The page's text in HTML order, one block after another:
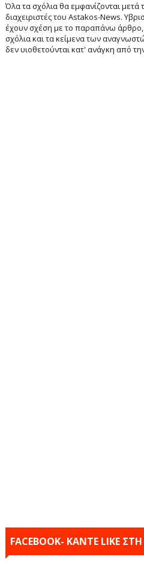
Όλα τα σχόλια θα εμφανίζονται μετά
διαχειριστές του Astakos-News.
έχουν σχέση με το παραπάνω άρθρο,
σχόλια και τα κείμενα των
δεν υιοθετούνται κατ' ανάγκη από
FACEBOOK- KANTE LIKE